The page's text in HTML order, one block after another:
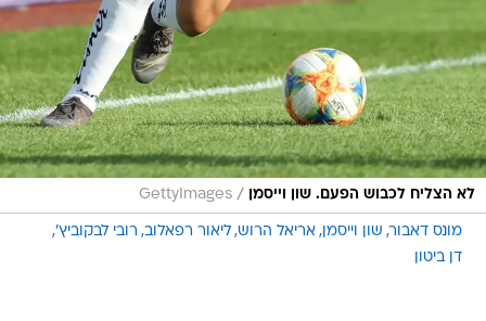
לא הצליח לכבוש הפעם. שון וייסמן /
GettyImages
מונס דאבור שון וייסמן אריאל הרוש ליאור רפאלוב רובי לבקוביץ'
דן ביטון